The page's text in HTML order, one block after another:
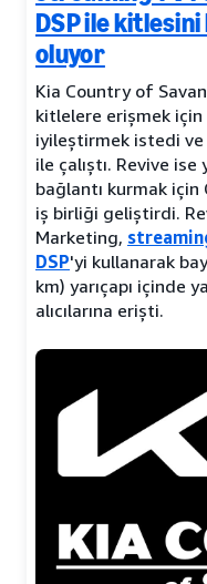
DSP ile
oluyor
Kia Country of
kitlelere erişmek için
iyileştirmek istedi ve
ile çalıştı. Revive ise
bağlantı kurmak
iş birliği geliştirdi.
Marketing,
DSP'yi kullanarak
km) yarıçapı içinde
alıcılarına erişti.